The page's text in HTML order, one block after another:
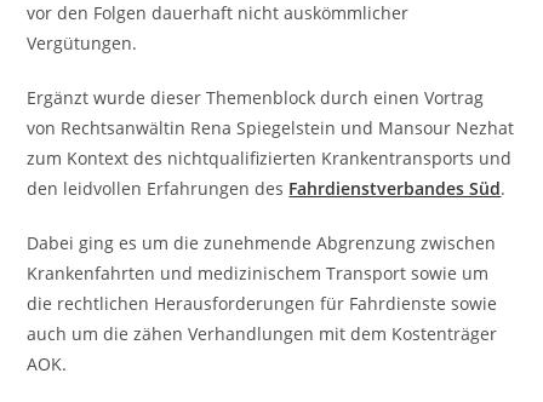
vor den Folgen dauerhaft nicht auskömmlicher
Vergütungen.
Ergänzt wurde dieser Themenblock durch einen Vortrag
von Rechtsanwältin Rena Spiegelstein und Mansour Nezhat
zum Kontext des nichtqualifizierten Krankentransports und
den leidvollen Erfahrungen des Fahrdienstverbandes Süd.
Dabei ging es um die zunehmende Abgrenzung zwischen
Krankenfahrten und medizinischem Transport sowie um
die rechtlichen Herausforderungen für Fahrdienste sowie
auch um die zähen Verhandlungen mit dem Kostenträger
AOK.